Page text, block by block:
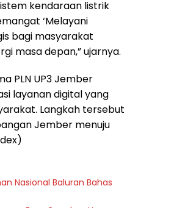
kendaraan listrik
‘Melayani
bagi masyarakat
masa depan,” ujarnya.
PLN UP3 Jember
layanan digital yang
Langkah tersebut
Jember menuju
Nasional Baluran Bahas